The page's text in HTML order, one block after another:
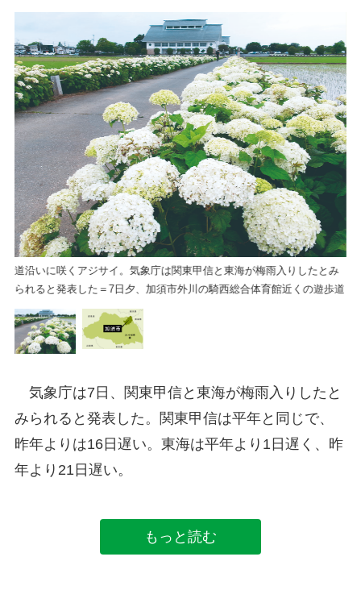
道沿いに咲くアジサイ。気象庁は関東甲信と東海が梅雨入りしたとみ
られると発表した＝7日夕、加須市外川の騎西総合体育館近くの遊歩道
気象庁は7日、関東甲信と東海が梅雨入りしたと
みられると発表した。関東甲信は平年と同じで、
昨年よりは16日遅い。東海は平年より1日遅く、昨
年より21日遅い。
もっと読む